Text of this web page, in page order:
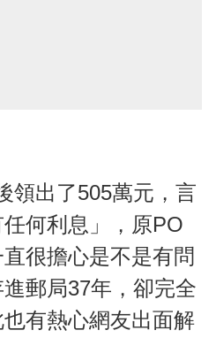
領出了505萬元，言
何利息」，原PO
很擔心是不是有問
郵局37年，卻完全
有熱心網友出面解